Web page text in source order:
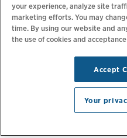
Fortrolighedspolitik‌‌|
Copyright © 2026
your experience, analyze site
marketing efforts. You may
time. By using our website and
the use of cookies and
Accept
Your